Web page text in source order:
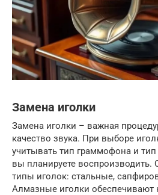
Замена иголки
Замена иголки – важная
качество звука. При выборе
учитывать тип граммофона и
вы планируете воспроизводить.
типы иголок: стальные,
Алмазные иголки обеспечивают